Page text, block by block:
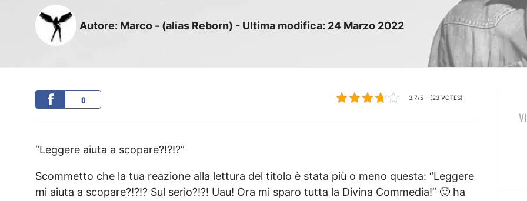
Autore: Marco - (alias Reborn) - Ultima modifica: 24 Marzo 2022
0 3.7/5 - (23 VOTES)
“Leggere aiuta a scopare?!?!?”
Scommetto che la tua reazione alla lettura del titolo è stata più o meno questa: “Leggere
mi aiuta a scopare?!?!? Sul serio?!?! Uau! Ora mi sparo tutta la Divina Commedia!” 🙂 ha